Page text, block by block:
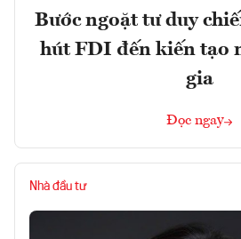
Bước ngoặt tư duy
hút FDI đến kiến tạo
gia
Đọc ngay
Nhà đầu tư